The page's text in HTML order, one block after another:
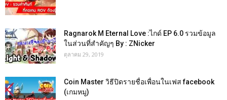
Ragnarok M Eternal Love :ไกด์ EP 6.0 รวมข้อมูล
ในส่วนที่สำคัญๆ By : ZNicker
ตุลาคม 29, 2019
Coin Master วิธีปิดรายชื่อเพื่อนในเฟส facebook
(เกมหมู)